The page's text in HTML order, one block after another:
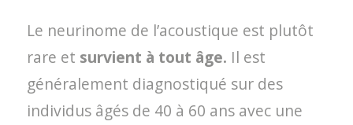
Le neurinome de l’acoustique est plutôt
rare et survient à tout âge. Il est
généralement diagnostiqué sur des
individus âgés de 40 à 60 ans avec une